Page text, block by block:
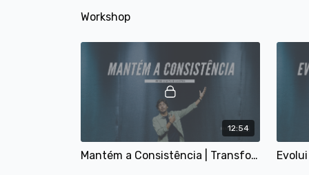
Workshop
12:54
Mantém a Consistência | Transforma a Tua Visão em Realidade